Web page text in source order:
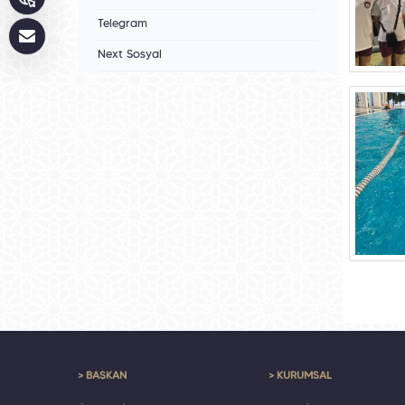
Telegram
Next Sosyal
> BAŞKAN > KURUMSAL